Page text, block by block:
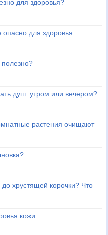
для здоровья?
для здоровья
душ: утром или вечером?
растения очищают
хрустящей корочки? Что
кожи